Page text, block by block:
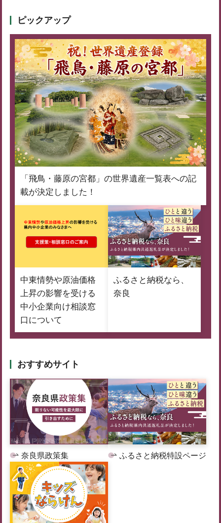
ピックアップ
「飛鳥・藤原の宮都」の世界遺産一覧表への記
載が決定しました！
中東情勢や原油価格
上昇の影響を受ける
中小企業向け相談窓
口について
ふるさと納税なら、
奈良
おすすめサイト
奈良県政策集 ふるさと納税特設ページ